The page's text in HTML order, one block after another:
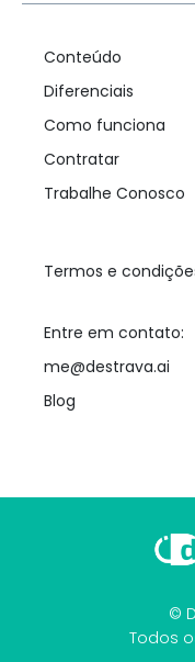
Conteúdo
Diferenciais
Como funciona
Contratar
Trabalhe Conosco
Termos e
Entre em contato:
me@destrava.ai
Blog
©
Todos